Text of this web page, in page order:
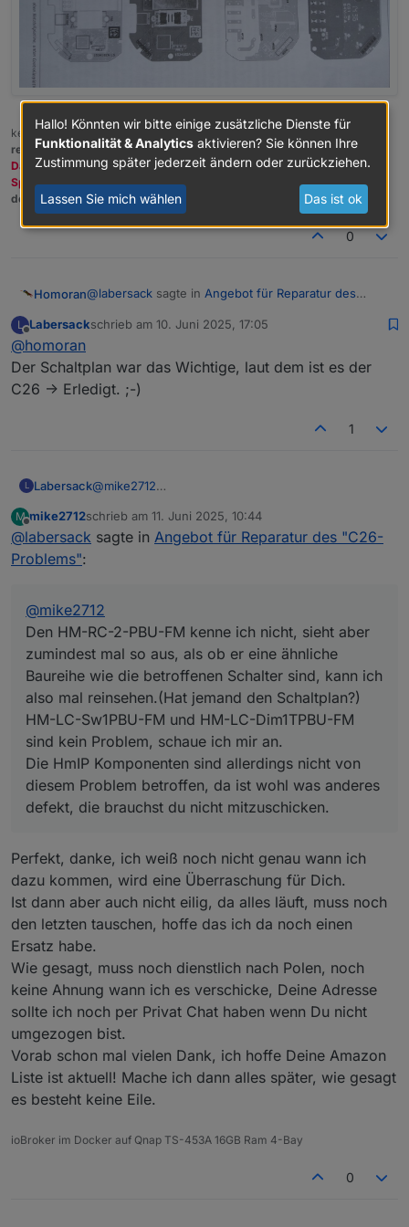
kein Support per PN! - Fragen im Forum stellen -Benutzt das Voting
rechts unten im Beitrag wenn er euch geholfen hat.
Das Forum freut sich über eine Spende. Benutzt dazu den
Spendenbutton oben rechts. Danke!
der Installationsfixer:curl -fsL https://iobroker.net/fix.sh | bash -
0
Homoran@labersack sagte in Angebot für Reparatur des
Sender ;-)
kann ich die Anleitung wieder vergraben oder
L
Offline
Labersackschrieb am 10. Juni 2025, 17:05
zuletzt editiert von
@homoran
Der Schaltplan war das Wichtige, laut dem ist es der
C26 -> Erledigt. ;-)
1
L Labersack@mike2712
zumindest mal so aus, als ob er eine ähnliche
Baureihe wie die betroffenen Schalter sind, kann
Die HmIP Komponenten sind allerdings nicht von
diesem Problem betroffen, da ist wohl was anderes
defekt, die brauchst du nicht mitzuschicken.
M
Offline
mike2712schrieb am 11. Juni 2025, 10:44
zuletzt editiert von
@labersack sagte in Angebot für Reparatur des "C26-
Problems":
@mike2712
Den HM-RC-2-PBU-FM kenne ich nicht, sieht aber
zumindest mal so aus, als ob er eine ähnliche
Baureihe wie die betroffenen Schalter sind, kann ich
also mal reinsehen.(Hat jemand den Schaltplan?)
HM-LC-Sw1PBU-FM und HM-LC-Dim1TPBU-FM
sind kein Problem, schaue ich mir an.
Die HmIP Komponenten sind allerdings nicht von
diesem Problem betroffen, da ist wohl was anderes
defekt, die brauchst du nicht mitzuschicken.
Perfekt, danke, ich weiß noch nicht genau wann ich
dazu kommen, wird eine Überraschung für Dich.
Ist dann aber auch nicht eilig, da alles läuft, muss noch
den letzten tauschen, hoffe das ich da noch einen
Ersatz habe.
Wie gesagt, muss noch dienstlich nach Polen, noch
keine Ahnung wann ich es verschicke, Deine Adresse
sollte ich noch per Privat Chat haben wenn Du nicht
umgezogen bist.
Vorab schon mal vielen Dank, ich hoffe Deine Amazon
Liste ist aktuell! Mache ich dann alles später, wie gesagt
es besteht keine Eile.
ioBroker im Docker auf Qnap TS-453A 16GB Ram 4-Bay
0
Hallo! Könnten wir bitte einige zusätzliche Dienste für
Funktionalität & Analytics aktivieren? Sie können Ihre
Zustimmung später jederzeit ändern oder zurückziehen.
Lassen Sie mich wählen Das ist ok